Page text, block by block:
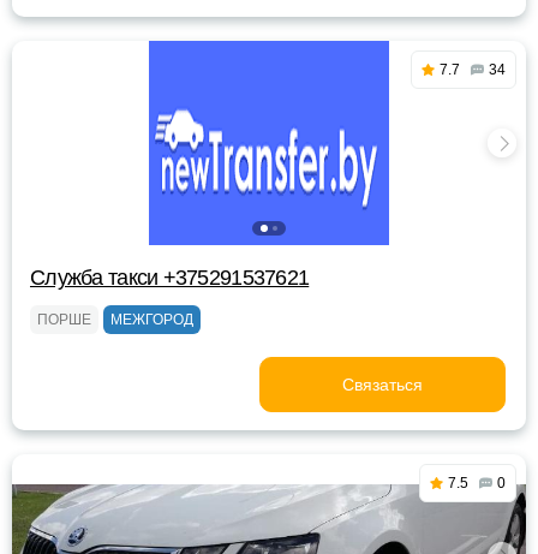
7.7 34
Служба такси +375291537621
ПОРШЕ МЕЖГОРОД
Связаться
7.5 0